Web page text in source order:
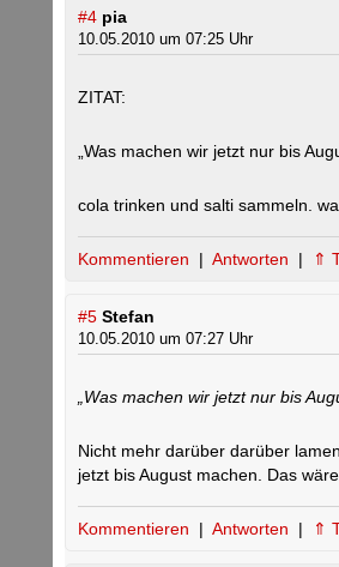
#4 pia
10.05.2010 um 07:25 Uhr
ZITAT:
„Was machen wir jetzt nur bis
cola trinken und salti sammeln.
Kommentieren | Antworten | ⇑
#5 Stefan
10.05.2010 um 07:27 Uhr
„Was machen wir jetzt nur bis
Nicht mehr darüber darüber
jetzt bis August machen. Das wäre
Kommentieren | Antworten | ⇑